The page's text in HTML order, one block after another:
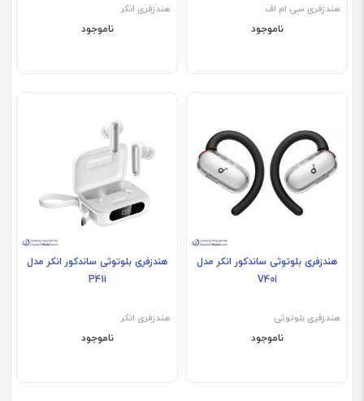
هندزفری سی ام اف
ناموجود
هندزفری انکر
ناموجود
هندزفری بلوتوثی ساندکور انکر مدل
V40i
هندزفری بلوتوثی
ناموجود
هندزفری بلوتوثی ساندکور انکر مدل
P41i
هندزفری انکر
ناموجود